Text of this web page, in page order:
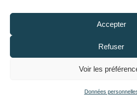
Accepter
Refuser
Voir les
Données
31
info@cabinetbouchara.com